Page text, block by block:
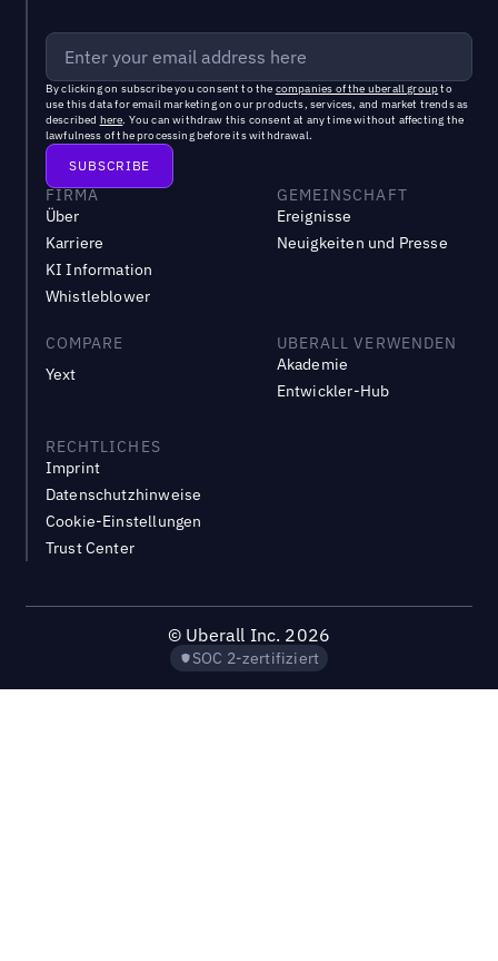
By clicking on subscribe you consent to the companies of the uberall groupto
use this data for email marketing on our products, services, and market trends as
described here. You can withdraw this consent at any time without affecting the
lawfulness of the processing before its withdrawal.
FIRMA
Über
Karriere
KI Information
Whistleblower
GEMEINSCHAFT
Ereignisse
Neuigkeiten und Presse
COMPARE
Yext
UBERALL VERWENDEN
Akademie
Entwickler-Hub
RECHTLICHES
Imprint
Datenschutzhinweise
Cookie-Einstellungen
Trust Center
© Uberall Inc. 2026
SOC 2-zertifiziert